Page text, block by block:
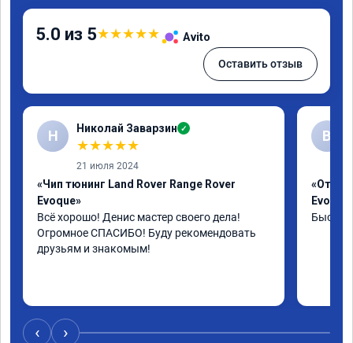
5.0 из 5★★★★★ Avito
Оставить отзыв
Н Николай Заварзин ✓
★★★★★
21 июля 2024
«Чип тюнинг Land Rover Range Rover
Evoque»
Всё хорошо! Денис мастер своего дела!
Огромное СПАСИБО! Буду рекомендовать
друзьям и знакомым!
В
Быстро
‹ ›